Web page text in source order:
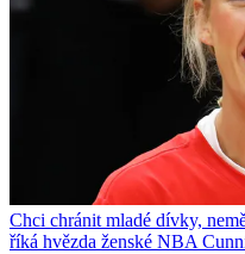
Chci chránit mladé dívky,
říká hvězda ženské NBA